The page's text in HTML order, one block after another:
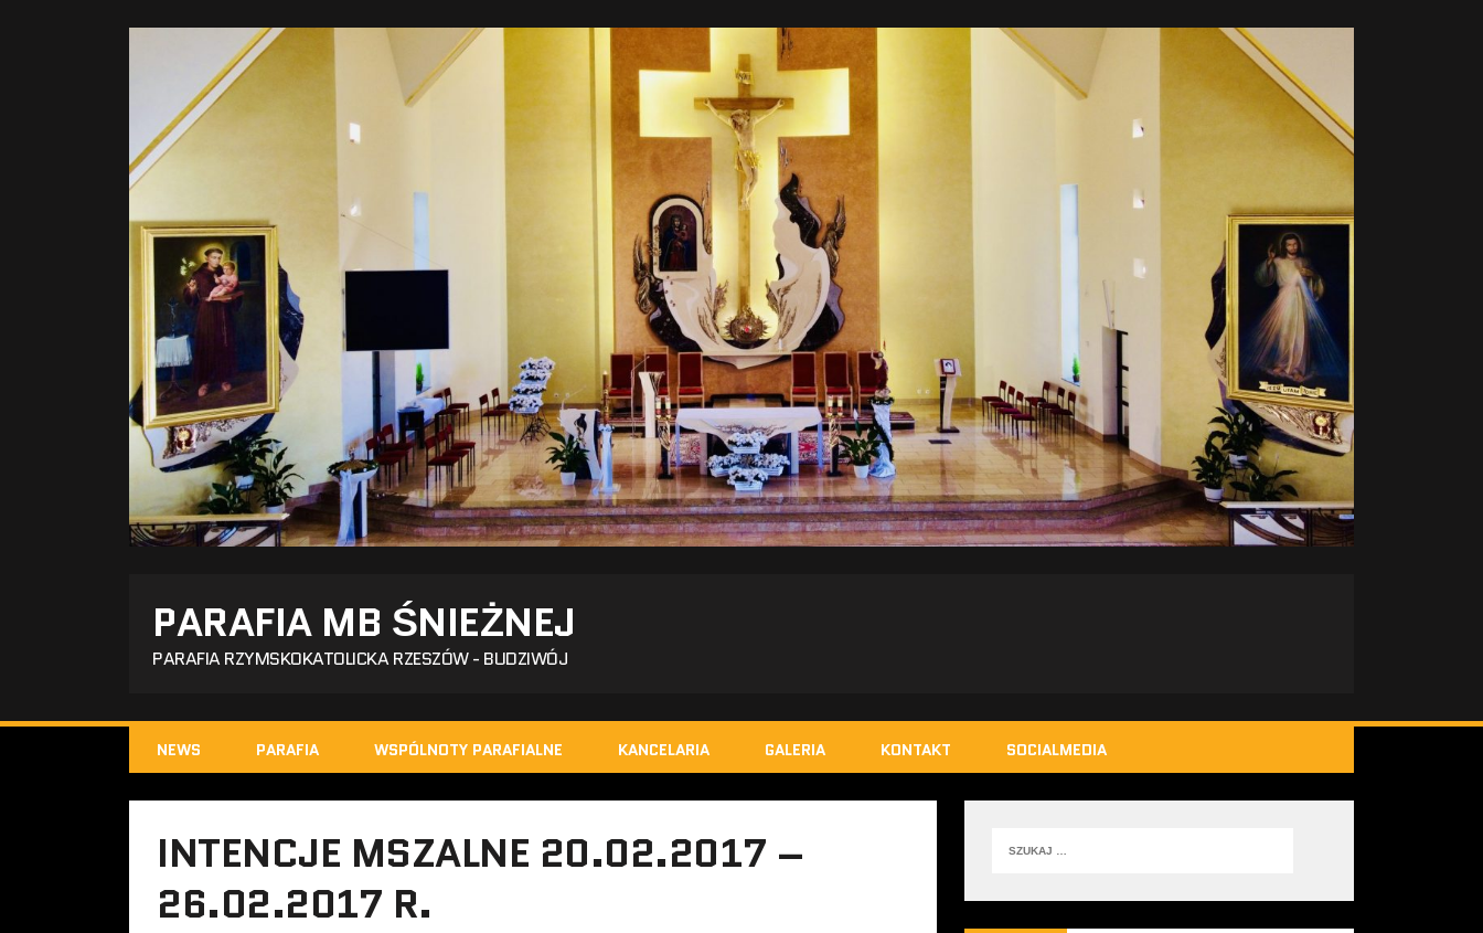
PARAFIA MB ŚNIEŻNEJ
PARAFIA RZYMSKOKATOLICKA RZESZÓW - BUDZIWÓJ
NEWS PARAFIA WSPÓLNOTY PARAFIALNE KANCELARIA GALERIA KONTAKT SOCIALMEDIA
INTENCJE MSZALNE 20.02.2017 –
26.02.2017 R.